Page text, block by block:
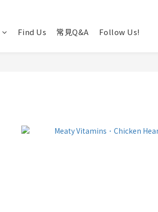
Find Us 常見Q&A Follow Us!